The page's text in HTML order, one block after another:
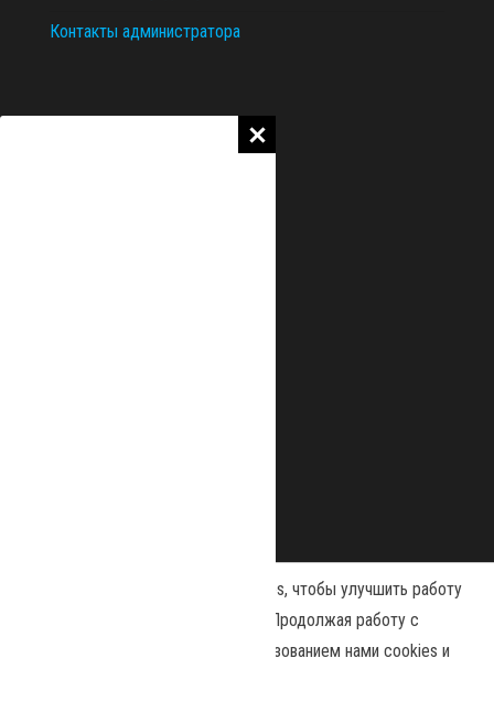
Контакты администратора
Наш сайт использует файлы cookies, чтобы улучшить работу
и повысить эффективность сайта. Продолжая работу с
сайтом, вы соглашаетесь с использованием нами cookies и